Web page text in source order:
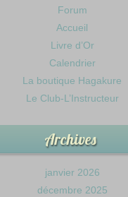
Forum
Accueil
Livre d’Or
Calendrier
La boutique Hagakure
Le Club-L’Instructeur
Archives
janvier 2026
décembre 2025